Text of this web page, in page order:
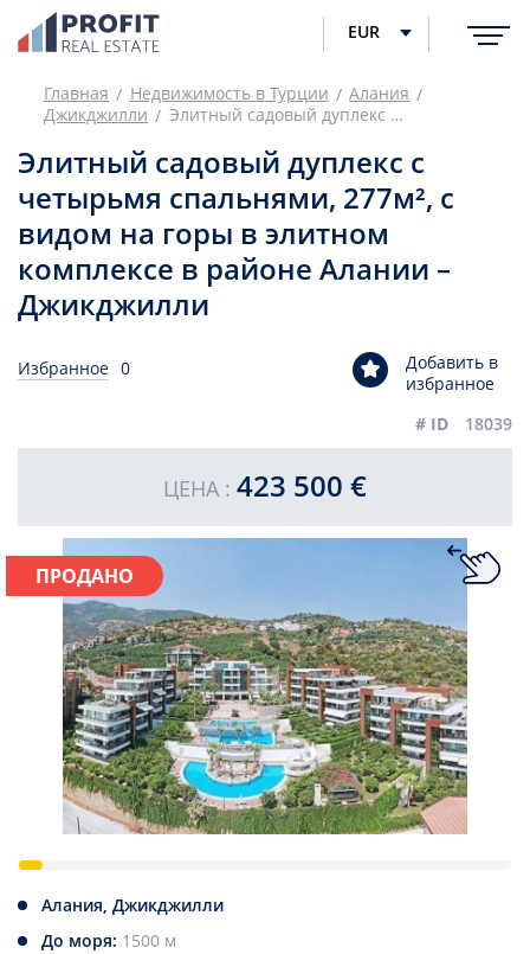
EUR
Главная Недвижимость в Турции
Алания
Джикджилли
Элитный садовый дуплекс с четырьмя спальнями, 277м², с видом на горы в элитном комплексе в районе Алании – Джикджилли
Элитный садовый дуплекс с
четырьмя спальнями, 277м², с
видом на горы в элитном
комплексе в районе Алании –
Джикджилли
Избранное 0
Добавить в
избранное
# ID
18039
ЦЕНА : 423 500 €
ПРОДАНО
Алания, Джикджилли
До моря: 1500 м